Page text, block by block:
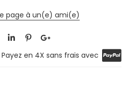
page à un(e) ami(e)
Payez en 4X sans frais avec